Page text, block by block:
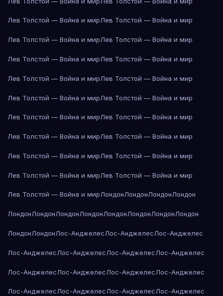
Лев Толстой — Война и мирЛев Толстой — Война и мир
Лев Толстой — Война и мирЛев Толстой — Война и мир
Лев Толстой — Война и мирЛев Толстой — Война и мир
Лев Толстой — Война и мирЛев Толстой — Война и мир
Лев Толстой — Война и мирЛев Толстой — Война и мир
Лев Толстой — Война и мирЛев Толстой — Война и мир
Лев Толстой — Война и мирЛев Толстой — Война и мир
Лев Толстой — Война и мирЛев Толстой — Война и мир
Лев Толстой — Война и мирЛев Толстой — Война и мир
Лев Толстой — Война и мирЛондонЛондонЛондонЛондон
ЛондонЛондонЛондонЛондонЛондонЛондонЛондонЛондон
ЛондонЛондонЛос-АнджелесЛос-АнджелесЛос-Анджелес
Лос-АнджелесЛос-АнджелесЛос-АнджелесЛос-Анджелес
Лос-АнджелесЛос-АнджелесЛос-АнджелесЛос-Анджелес
Лос-АнджелесЛос-АнджелесЛос-АнджелесЛос-Анджелес